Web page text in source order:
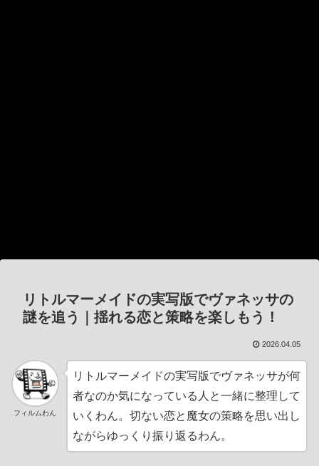
リトルマーメイドの実写版でヴァネッサの
謎を追う｜揺れる恋と策略を楽しもう！
2026.04.05
フィルムわん
リトルマーメイドの実写版でヴァネッサが何
者なのか気になっている人と一緒に整理して
いくわん。切ない恋と魔女の策略を思い出し
ながらゆっくり振り返るわん。